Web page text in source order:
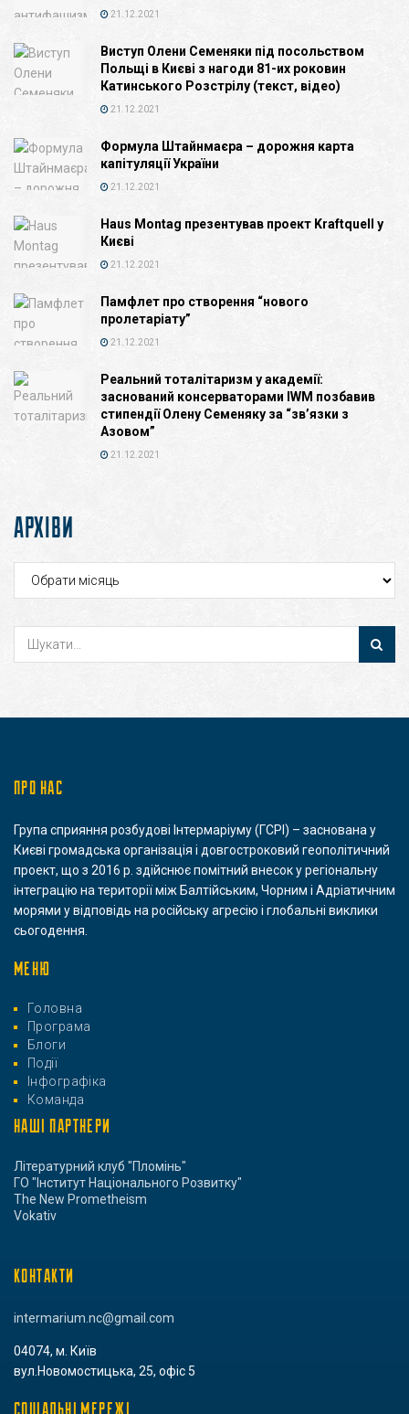
21.12.2021
Виступ Олени Семеняки під посольством
Польщі в Києві з нагоди 81-их роковин
Катинського Розстрілу (текст, відео)
21.12.2021
Формула Штайнмаєра – дорожня карта
капітуляції України
21.12.2021
Haus Montag презентував проект Kraftquell у
Києві
21.12.2021
Памфлет про створення “нового
пролетаріату”
21.12.2021
Реальний тоталітаризм у академії:
заснований консерваторами IWM позбавив
стипендії Олену Семеняку за “зв’язки з
Азовом”
21.12.2021
АРХІВИ
Архіви
ПРО НАС
Група сприяння розбудові Інтермаріуму (ГСРІ) – заснована у
Києві громадська організація і довгостроковий геополітичний
проект, що з 2016 р. здійснює помітний внесок у регіональну
інтеграцію на території між Балтійським, Чорним і Адріатичним
морями у відповідь на російську агресію і глобальні виклики
сьогодення.
МЕНЮ
Головна
Програма
Блоги
Події
Інфографіка
Команда
НАШІ ПАРТНЕРИ
Літературний клуб "Пломінь"
ГО "Інститут Національного Розвитку"
The New Prometheism
Vokativ
КОНТАКТИ
intermarium.nc@gmail.com
04074, м. Київ
вул.Новомостицька, 25, офіс 5
СОЦІАЛЬНІ МЕРЕЖІ